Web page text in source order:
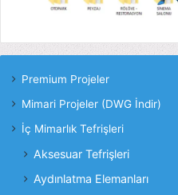
Premium Projeler
Mimari Projeler (DWG İndir)
İç Mimarlık Tefrişleri
Aksesuar Tefrişleri
Aydınlatma Elemanları